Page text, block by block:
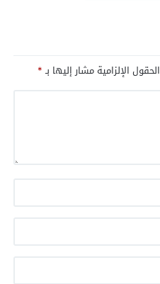
الحقول الإلزامية مشار إليها بـ*